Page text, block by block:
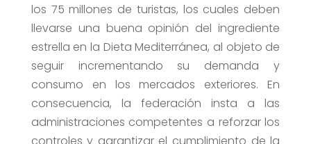
los 75 millones de turistas, los cuales deben
llevarse una buena opinión del ingrediente
estrella en la Dieta Mediterránea, al objeto de
seguir incrementando su demanda y
consumo en los mercados exteriores. En
consecuencia, la federación insta a las
administraciones competentes a reforzar los